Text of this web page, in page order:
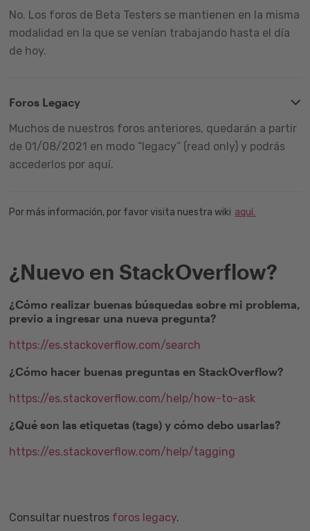
No. Los foros de Beta Testers se mantienen en la misma
modalidad en la que se venían trabajando hasta el día
de hoy.
Foros Legacy
Muchos de nuestros foros anteriores, quedarán a partir
de 01/08/2021 en modo “legacy” (read only) y podrás
accederlos por aquí.
Por más información, por favor visita nuestra wiki aquí.
¿Nuevo en StackOverflow?
¿Cómo realizar buenas búsquedas sobre mi problema,
previo a ingresar una nueva pregunta?
https://es.stackoverflow.com/search
¿Cómo hacer buenas preguntas en StackOverflow?
https://es.stackoverflow.com/help/how-to-ask
¿Qué son las etiquetas (tags) y cómo debo usarlas?
https://es.stackoverflow.com/help/tagging
Consultar nuestros foros legacy.